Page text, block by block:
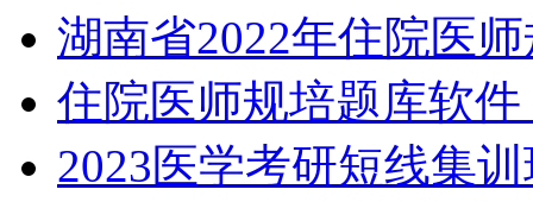
湖南省2022年住院医
住院医师规培题库软
2023医学考研短线集